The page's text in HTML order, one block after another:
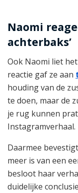
Naomi
achterbaks’
Ook Naomi liet
reactie gaf ze aan
houding van de
te doen, maar de
je rug kunnen
Instagramverhaal.
Daarmee
meer is van een
besloot haar
duidelijke